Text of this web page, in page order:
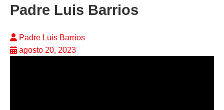
Padre Luis Barrios
Padre Luis Barrios
agosto 20, 2023